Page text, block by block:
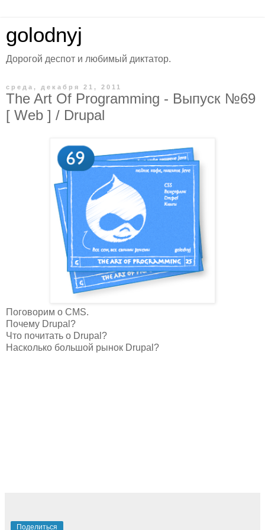
golodnyj
Дорогой деспот и любимый диктатор.
среда, декабря 21, 2011
The Art Of Programming - Выпуск №69
[ Web ] / Drupal
Поговорим о CMS.
Почему Drupal?
Что почитать о Drupal?
Насколько большой рынок Drupal?
Поделиться